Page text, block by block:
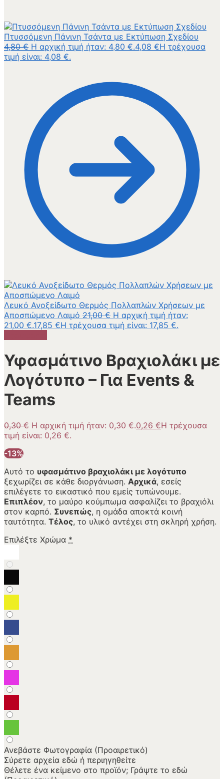
Πτυσσόμενη Πάνινη Τσάντα με Εκτύπωση Σχεδίου
4,80€ Η αρχική τιμή ήταν: 4,80 €.4,08 €Η τρέχουσα
τιμή είναι: 4,08 €.
Λευκό Ανοξείδωτο Θερμός Πολλαπλών Χρήσεων με
Αποσπώμενο Λαιμό 21,00€ Η αρχική τιμή ήταν:
21,00 €.17,85 €Η τρέχουσα τιμή είναι: 17,85 €.
Υφασμάτινο Βραχιολάκι με
Λογότυπο – Για Events &
Teams
0,30€ Η αρχική τιμή ήταν: 0,30 €.0,26 €Η τρέχουσα
τιμή είναι: 0,26 €.
-13%
Αυτό το υφασμάτινο βραχιολάκι με λογότυπο
ξεχωρίζει σε κάθε διοργάνωση. Αρχικά, εσείς
επιλέγετε το εικαστικό που εμείς τυπώνουμε.
Επιπλέον, το μαύρο κούμπωμα ασφαλίζει το βραχιόλι
στον καρπό. Συνεπώς, η ομάδα αποκτά κοινή
ταυτότητα. Τέλος, το υλικό αντέχει στη σκληρή χρήση.
Επιλέξτε Χρώμα *
Ανεβάστε Φωτογραφία (Προαιρετικό)
Σύρετε αρχεία εδώ ή περιηγηθείτε
Θέλετε ένα κείμενο στο προϊόν; Γράψτε το εδώ